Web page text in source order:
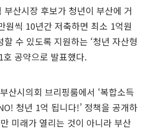
부산시장 후보가 청년이 부산에 거
원씩 10년간 저축하면 최소 1억원
할 수 있도록 지원하는 ‘청년 자산형
호 공약으로 발표했다.
산시의회 브리핑룸에서 ‘복합소득
청년 1억 됩니다!’ 정책을 공개하
미래가 열리는 것이 아니라 부산